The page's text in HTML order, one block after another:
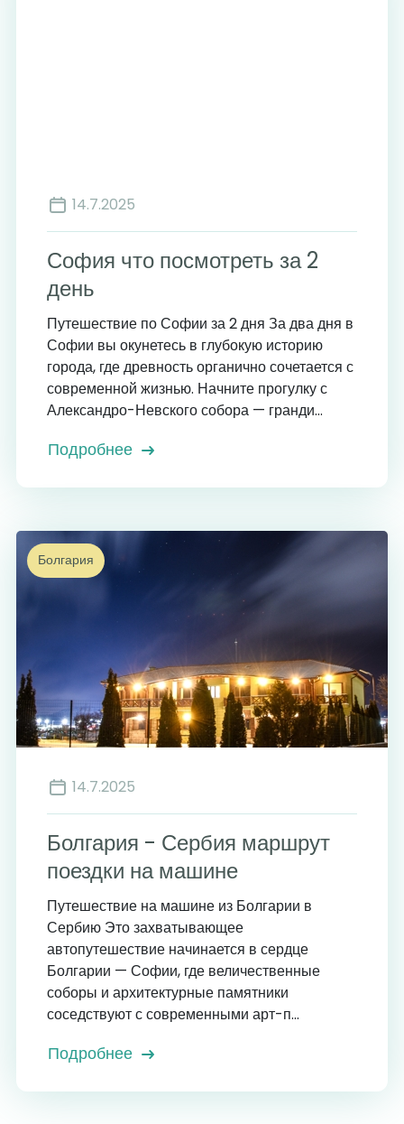
14.7.2025
София что посмотреть за 2
день
Путешествие по Софии за 2 дня За два дня в
Софии вы окунетесь в глубокую историю
города, где древность органично сочетается с
современной жизнью. Начните прогулку с
Александро-Невского собора — гранди...
Подробнее
Болгария
14.7.2025
Болгария - Сербия маршрут
поездки на машине
Путешествие на машине из Болгарии в
Сербию Это захватывающее
автопутешествие начинается в сердце
Болгарии — Софии, где величественные
соборы и архитектурные памятники
соседствуют с современными арт-п...
Подробнее